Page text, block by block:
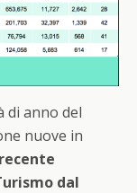
di anno del
nuove in
recente
dal